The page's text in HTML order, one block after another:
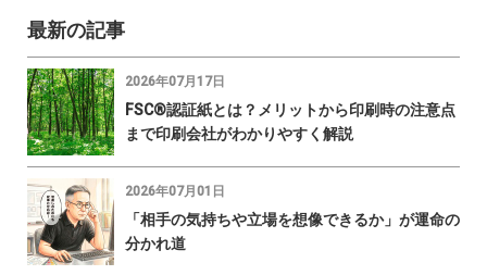
最新の記事
2026年07月17日
FSC®認証紙とは？メリットから印刷時の注意点
まで印刷会社がわかりやすく解説
2026年07月01日
「相手の気持ちや立場を想像できるか」が運命の
分かれ道